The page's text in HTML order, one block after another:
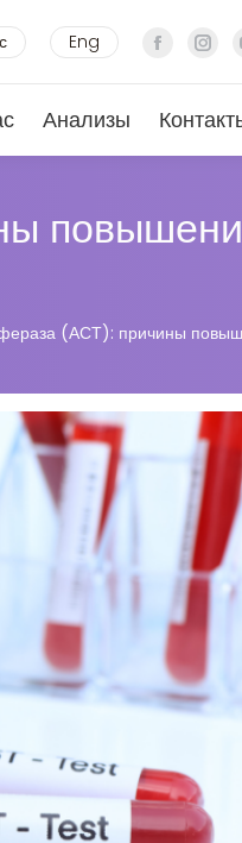
Eng
Анализы
(АСТ): причины